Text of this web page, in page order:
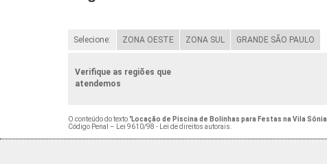
Selecione: ZONA OESTE ZONA SUL GRANDE SÃO PAULO
Verifique as regiões que
atendemos
O conteúdo do texto "Locação de Piscina de Bolinhas para Festas na Vila Sônia
Código Penal –
Lei 9610/98 - Lei de direitos autorais